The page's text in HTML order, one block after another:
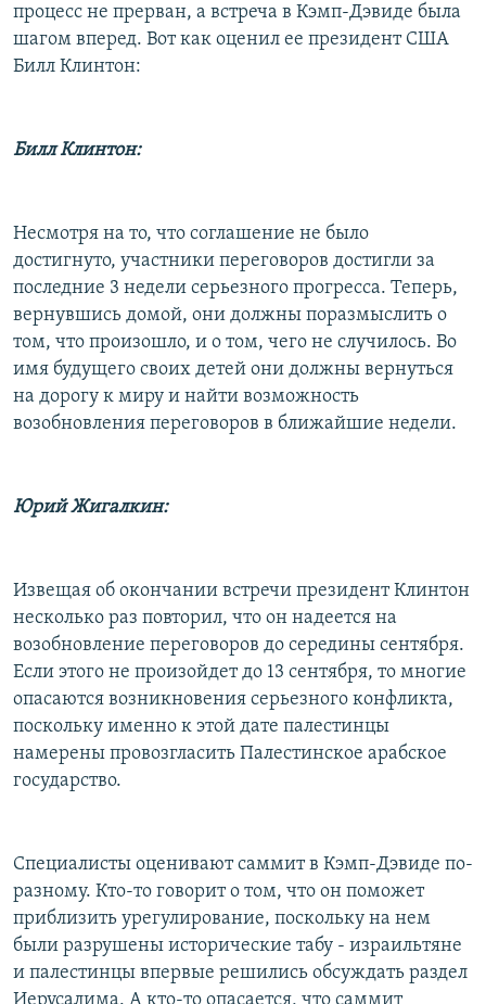
процесс не прерван, а встреча в Кэмп-Дэвиде была
шагом вперед. Вот как оценил ее президент США
Билл Клинтон:
Билл Клинтон:
Несмотря на то, что соглашение не было
достигнуто, участники переговоров достигли за
последние 3 недели серьезного прогресса. Теперь,
вернувшись домой, они должны поразмыслить о
том, что произошло, и о том, чего не случилось. Во
имя будущего своих детей они должны вернуться
на дорогу к миру и найти возможность
возобновления переговоров в ближайшие недели.
Юрий Жигалкин:
Извещая об окончании встречи президент Клинтон
несколько раз повторил, что он надеется на
возобновление переговоров до середины сентября.
Если этого не произойдет до 13 сентября, то многие
опасаются возникновения серьезного конфликта,
поскольку именно к этой дате палестинцы
намерены провозгласить Палестинское арабское
государство.
Специалисты оценивают саммит в Кэмп-Дэвиде по-
разному. Кто-то говорит о том, что он поможет
приблизить урегулирование, поскольку на нем
были разрушены исторические табу - израильтяне
и палестинцы впервые решились обсуждать раздел